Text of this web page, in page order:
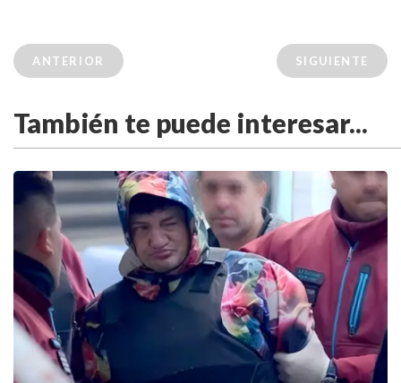
ANTERIOR SIGUIENTE
También te puede interesar...